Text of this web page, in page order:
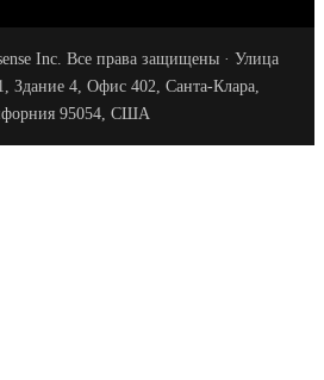
Inc. Все права защищены · Улица
Здание 4, Офис 402, Санта-Клара,
95054, США